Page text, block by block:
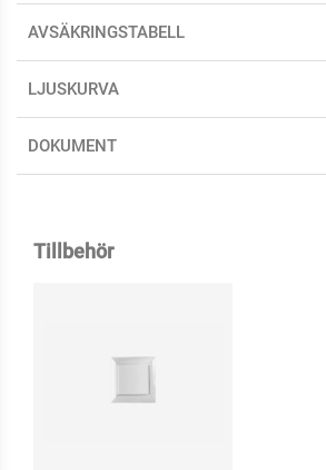
AVSÄKRINGSTABELL
LJUSKURVA
DOKUMENT
Tillbehör